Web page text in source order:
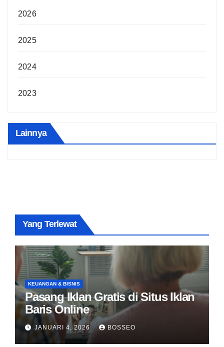
2026
2025
2024
2023
Lainnya
Yang Terlewat
KEUANGAN & BISNIS
Pasang Iklan Gratis di Situs Iklan
Baris Online
JANUARI 4, 2026 BOSSEO